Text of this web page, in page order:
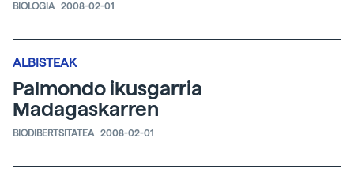
BIOLOGIA 2008-02-01
ALBISTEAK
Palmondo ikusgarria
Madagaskarren
BIODIBERTSITATEA 2008-02-01